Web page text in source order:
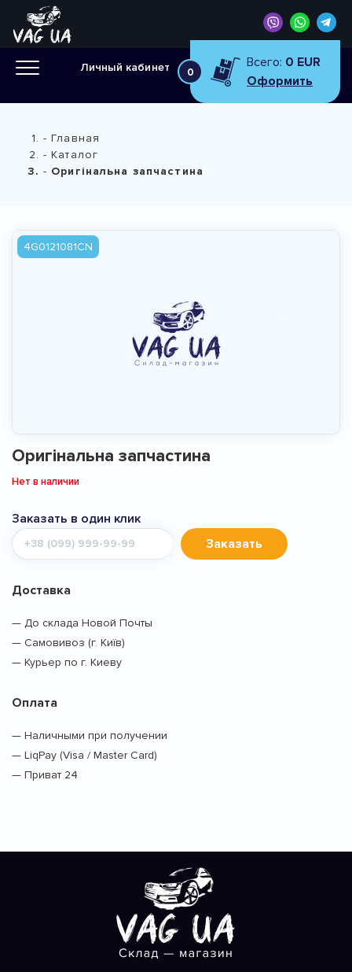
Личный кабинет 0
Всего: 0 EUR
Оформить
Главная
Каталог
Оригінальна запчастина
4G0121081CN
Оригінальна запчастина
Нет в наличии
Заказать в один клик
Мобильный
телефон
Заказать
Доставка
— До склада Новой Почты
— Самовивоз (г. Київ)
— Курьер по г. Киеву
Оплата
— Наличными при получении
— LiqPay (Visa / Master Card)
— Приват 24